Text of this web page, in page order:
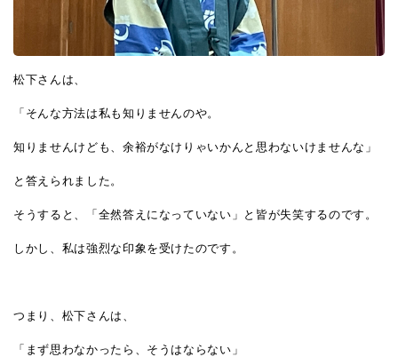
松下さんは、
「そんな方法は私も知りませんのや。
知りませんけども、余裕がなけりゃいかんと思わないけませんな」
と答えられました。
そうすると、「全然答えになっていない」と皆が失笑するのです。
しかし、私は強烈な印象を受けたのです。
つまり、松下さんは、
「まず思わなかったら、そうはならない」